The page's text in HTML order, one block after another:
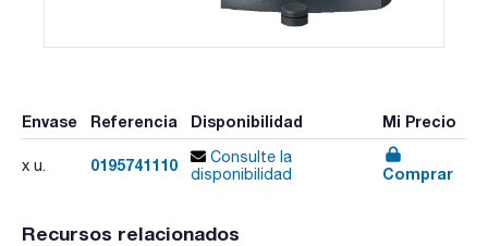
Envase Referencia Disponibilidad Mi Precio
x u. 0195741110
Consulte la
disponibilidad
Comprar
Recursos relacionados